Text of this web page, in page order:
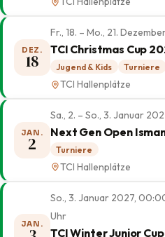
DEZ.
18
Fr., 18. – Mo., 21.
TCI Christmas Cup
Jugend & Kids Turniere
TCI Hallenplätze
JAN.
2
Sa., 2. – So., 3. Januar
Next Gen Open
Turniere
TCI Hallenplätze
JAN.
So., 3. Januar 2027,
Uhr
TCI Winter Junior